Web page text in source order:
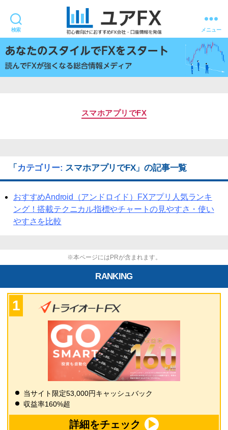
検索
ユ
ア
FX
メニュー
スマホアプリでFX
「 カテゴリー: スマホアプリでFX」の記事一覧
おすすめAndroid（アンドロイド）FXアプリ人気ランキ
ング！搭載テクニカル指標やチャートの見やすさ・使い
やすさを比較
※本ページにはPRが含まれます。
RANKING
当サイト限定53,000円キャッシュバック
収益率160%超
詳細をチェック